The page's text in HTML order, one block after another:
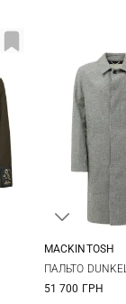
MACKINTOSH
ПАЛЬТО
51 700 ГРН